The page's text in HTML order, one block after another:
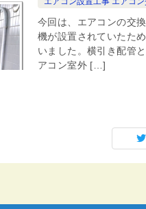
今回は、エアコンの交
機が設置されていたた
いました。横引き配管
アコン室外 […]